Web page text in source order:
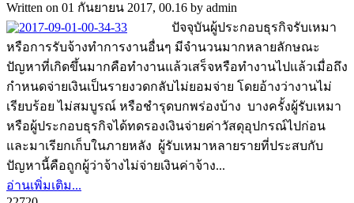
Written on 01 กันยายน 2017, 00.16 by admin
ปัจจุบันผู้ประกอบธุรกิจรับเหมา
หรือการรับจ้างทำการงานอื่นๆ มีจำนวนมากหลายลักษณะ
ปัญหาที่เกิดขึ้นมากคือทำงานแล้วเสร็จหรือทำงานไปแล้วเมื่อถึง
กำหนดจ่ายเงินเป็นรายงวดกลับไม่ยอมจ่าย โดยอ้างว่างานไม่
เรียบร้อย ไม่สมบูรณ์ หรือชำรุดบกพร่องบ้าง บางครั้งผู้รับเหมา
หรือผู้ประกอบธุรกิจได้ทดรองเงินจ่ายค่าวัสดุอุปกรณ์ไปก่อน
และมาเรียกเก็บในภายหลัง ผู้รับเหมาหลายรายที่ประสบกับ
ปัญหานี้คือถูกผู้ว่าจ้างไม่จ่ายเงินค่าจ้าง...
อ่านเพิ่มเติม...